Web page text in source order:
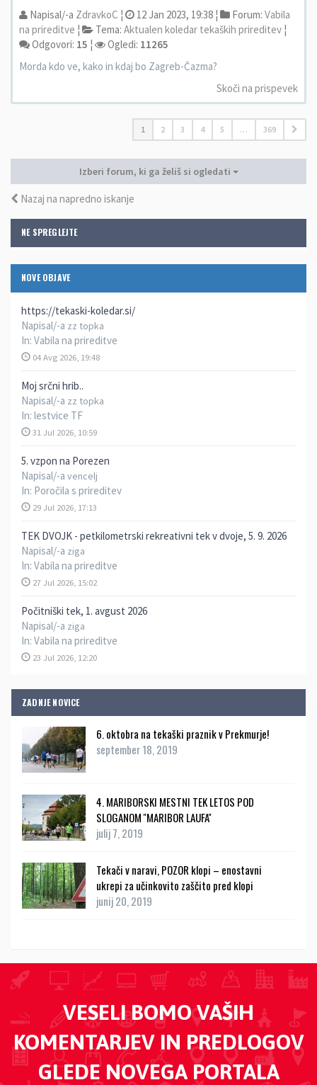
NE SPREGLEJTE
NOVE OBJAVE
https://tekaski-koledar.si/
Napisal/-a zz topka
In: Vabila na prireditve
04 Avg 2026, 19:48
Moj srčni hrib..
Napisal/-a zz topka
In: lestvice TF
31 Jul 2026, 10:59
5. vzpon na Porezen
Napisal/-a vencelj
In: Poročila s prireditev
29 Jul 2026, 17:13
TEK DVOJK - petkilometrski rekreativni tek v dvoje, 5. 9. 2026
Napisal/-a ziga
In: Vabila na prireditve
27 Jul 2026, 15:02
Počitniški tek, 1. avgust 2026
Napisal/-a ziga
In: Vabila na prireditve
23 Jul 2026, 12:20
ZADNJE NOVICE
6. oktobra na tekaški praznik v Prekmurje!
september 18, 2019
4. MARIBORSKI MESTNI TEK LETOS POD
SLOGANOM ''MARIBOR LAUFA''
julij 7, 2019
Tekači v naravi, POZOR klopi – enostavni
ukrepi za učinkovito zaščito pred klopi
junij 20, 2019
Napisal/-a ZdravkoC ¦ 12 Jan 2023, 19:38 ¦ Forum: Vabila
na prireditve ¦ Tema: Aktualen koledar tekaških prireditev ¦
Odgovori: 15 ¦ Ogledi: 11265
Morda kdo ve, kako in kdaj bo Zagreb-Čazma?
Skoči na prispevek
1 2 3 4 5 … 369
Izberi forum, ki ga želiš si ogledati
Nazaj na napredno iskanje
VESELI BOMO VAŠIH
KOMENTARJEV IN PREDLOGOV
GLEDE NOVEGA PORTALA